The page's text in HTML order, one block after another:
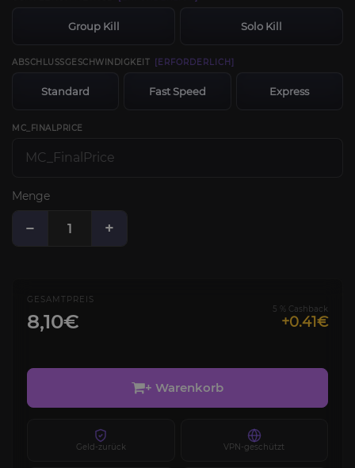
Group Kill Solo Kill
ABSCHLUSSGESCHWINDIGKEIT [ERFORDERLICH]
Standard Fast Speed Express
MC_FINALPRICE
Menge
− +
GESAMTPREIS
8,10€
5 % Cashback
+0.41€
+ Warenkorb
Geld-zurück VPN-geschützt